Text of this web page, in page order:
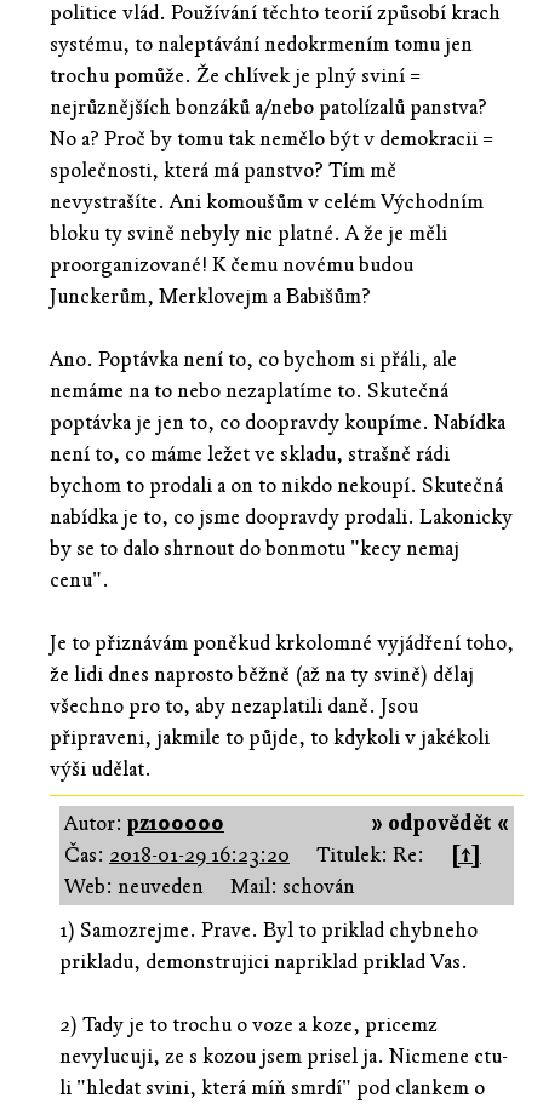
politice vlád. Používání těchto teorií způsobí krach
systému, to naleptávání nedokrmením tomu jen
trochu pomůže. Že chlívek je plný sviní =
nejrůznějších bonzáků a/nebo patolízalů panstva?
No a? Proč by tomu tak nemělo být v demokracii =
společnosti, která má panstvo? Tím mě
nevystrašíte. Ani komoušům v celém Východním
bloku ty svině nebyly nic platné. A že je měli
proorganizované! K čemu novému budou
Junckerům, Merklovejm a Babišům?
Ano. Poptávka není to, co bychom si přáli, ale
nemáme na to nebo nezaplatíme to. Skutečná
poptávka je jen to, co doopravdy koupíme. Nabídka
není to, co máme ležet ve skladu, strašně rádi
bychom to prodali a on to nikdo nekoupí. Skutečná
nabídka je to, co jsme doopravdy prodali. Lakonicky
by se to dalo shrnout do bonmotu "kecy nemaj
cenu".
Je to přiznávám poněkud krkolomné vyjádření toho,
že lidi dnes naprosto běžně (až na ty svině) dělaj
všechno pro to, aby nezaplatili daně. Jsou
připraveni, jakmile to půjde, to kdykoli v jakékoli
výši udělat.
» odpovědět «
Autor: pz100000
Čas: 2018-01-29 16:23:20 Titulek: Re:
[↑]
Web: neuveden
Mail: schován
1) Samozrejme. Prave. Byl to priklad chybneho
prikladu, demonstrujici napriklad priklad Vas.
2) Tady je to trochu o voze a koze, pricemz
nevylucuji, ze s kozou jsem prisel ja. Nicmene ctu-
li "hledat svini, která míň smrdí" pod clankem o